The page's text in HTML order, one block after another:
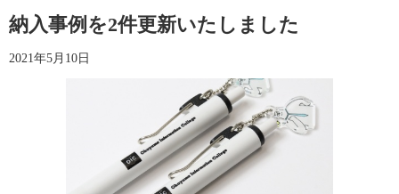
納入事例を2件更新いたしました
2021年5月10日